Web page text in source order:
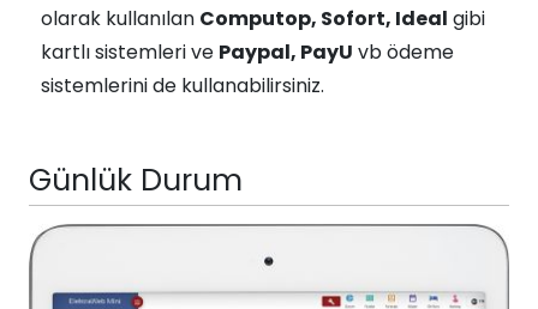
olarak kullanılan Computop, Sofort, Ideal gibi
kartlı sistemleri ve Paypal, PayU vb ödeme
sistemlerini de kullanabilirsiniz.
Günlük Durum